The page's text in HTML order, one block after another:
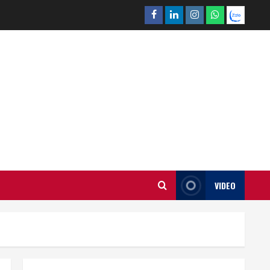
Facebook
LinkedinInstagram
What’sapp
Zalo
VIDEO